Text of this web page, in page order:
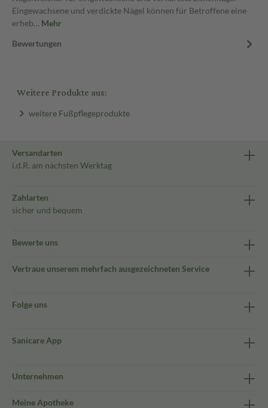
Eingewachsene und verdickte Nägel können für Betroffene eine
erheb… Mehr
Bewertungen
Weitere Produkte aus:
weitere Fußpflegeprodukte
Versandarten
i.d.R. am nächsten Werktag
Zahlarten
sicher und bequem
Bewerte uns
Vertraue unserem mehrfach ausgezeichneten Service
Folge uns
Sanicare App
Unternehmen
Meine Apotheke